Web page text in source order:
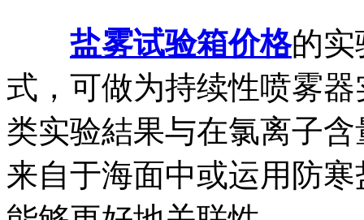
盐雾试验箱价格的实
式，可做为持续性喷雾
类实验結果与在氯离子
来自于海面中或运用防